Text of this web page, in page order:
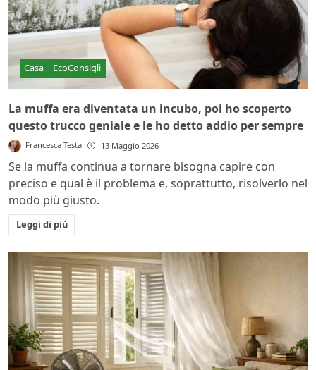
Casa EcoConsigli
La muffa era diventata un incubo, poi ho scoperto
questo trucco geniale e le ho detto addio per sempre
Francesca Testa 13 Maggio 2026
Se la muffa continua a tornare bisogna capire con
preciso e qual è il problema e, soprattutto, risolverlo nel
modo più giusto.
Leggi di più